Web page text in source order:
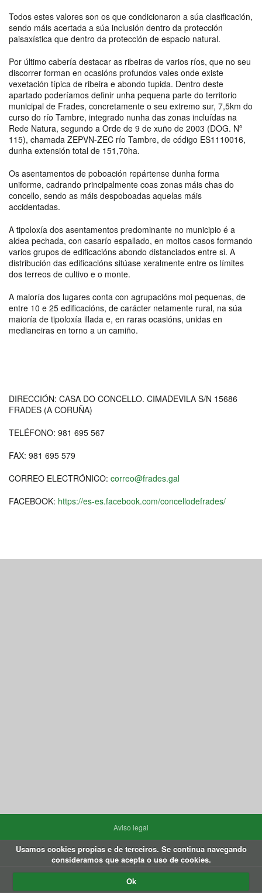
Todos estes valores son os que condicionaron a súa clasificación,
sendo máis acertada a súa inclusión dentro da protección
paisaxística que dentro da protección de espacio natural.
Por último cabería destacar as ribeiras de varios ríos, que no seu
discorrer forman en ocasións profundos vales onde existe
vexetación típica de ribeira e abondo tupida. Dentro deste
apartado poderíamos definir unha pequena parte do territorio
municipal de Frades, concretamente o seu extremo sur, 7,5km do
curso do río Tambre, integrado nunha das zonas incluídas na
Rede Natura, segundo a Orde de 9 de xuño de 2003 (DOG. Nº
115), chamada ZEPVN-ZEC río Tambre, de código ES1110016,
dunha extensión total de 151,70ha.
Os asentamentos de poboación repártense dunha forma
uniforme, cadrando principalmente coas zonas máis chas do
concello, sendo as máis despoboadas aquelas máis
accidentadas.
A tipoloxía dos asentamentos predominante no municipio é a
aldea pechada, con casarío espallado, en moitos casos formando
varios grupos de edificacións abondo distanciados entre si. A
distribución das edificacións sitúase xeralmente entre os límites
dos terreos de cultivo e o monte.
A maioría dos lugares conta con agrupacións moi pequenas, de
entre 10 e 25 edificacións, de carácter netamente rural, na súa
maioría de tipoloxía illada e, en raras ocasións, unidas en
medianeiras en torno a un camiño.
DIRECCIÓN: CASA DO CONCELLO. CIMADEVILA S/N 15686
FRADES (A CORUÑA)
TELÉFONO: 981 695 567
FAX: 981 695 579
CORREO ELECTRÓNICO: correo@frades.gal
FACEBOOK: https://es-es.facebook.com/concellodefrades/
Aviso legal
Política de privacidade
Política de Cookies
Usamos cookies propias e de terceiros. Se continua navegando
consideramos que acepta o uso de cookies.
Ok